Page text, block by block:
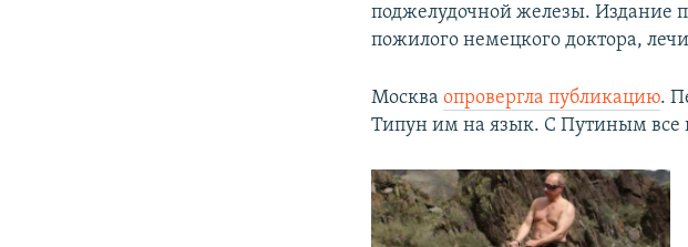
поджелудочной железы. Издание
пожилого немецкого доктора,
Москваопровергла публикацию.
Типун им на язык. С Путиным все